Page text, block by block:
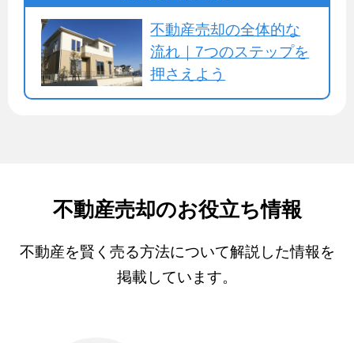
不動産売却の全体的な
流れ｜7つのステップを
押さえよう
不動産売却のお役立ち情報
不動産を賢く売る方法について解説した情報を
掲載しています。